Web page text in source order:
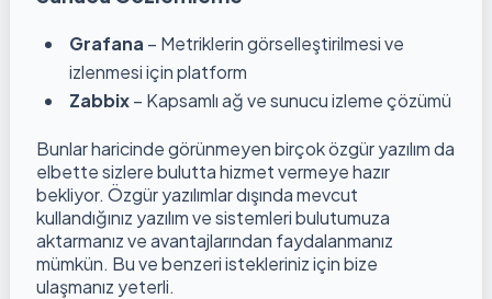
Grafana – Metriklerin görselleştirilmesi ve
izlenmesi için platform
Zabbix– Kapsamlı ağ ve sunucu izleme çözümü
Bunlar haricinde görünmeyen birçok özgür yazılım da
elbette sizlere bulutta hizmet vermeye hazır
bekliyor. Özgür yazılımlar dışında mevcut
kullandığınız yazılım ve sistemleri bulutumuza
aktarmanız ve avantajlarından faydalanmanız
mümkün. Bu ve benzeri istekleriniz için bize
ulaşmanız yeterli.